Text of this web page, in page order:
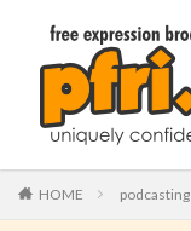
HOME podcasting